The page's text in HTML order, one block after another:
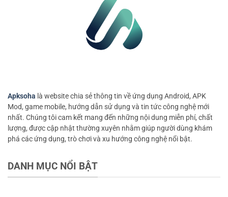
Apksoha là website chia sẻ thông tin về ứng dụng Android, APK
Mod, game mobile, hướng dẫn sử dụng và tin tức công nghệ mới
nhất. Chúng tôi cam kết mang đến những nội dung miễn phí, chất
lượng, được cập nhật thường xuyên nhằm giúp người dùng khám
phá các ứng dụng, trò chơi và xu hướng công nghệ nổi bật.
DANH MỤC NỔI BẬT